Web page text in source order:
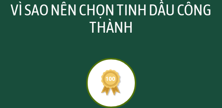
VÌ SAO NÊN CHỌN TINH DẦU CÔNG
THÀNH